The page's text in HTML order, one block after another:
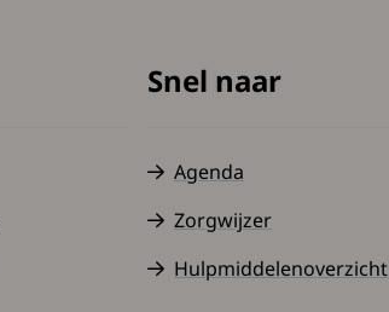
Snel naar
Agenda
Zorgwijzer
Hulpmiddelenoverzicht